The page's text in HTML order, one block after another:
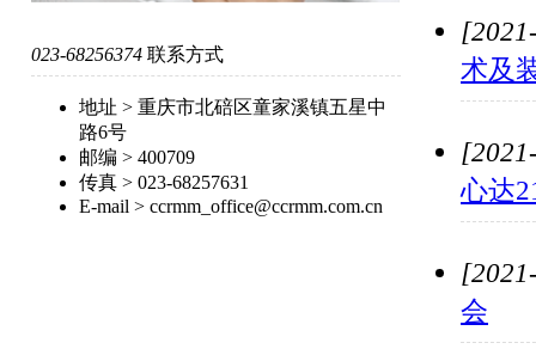
023-68256374联系方式
地址 > 重庆市北碚区童家溪镇五星中
路6号
邮编 > 400709
传真> 023-68257631
E-mail > ccrmm_office@ccrmm.com.cn
术及
心达
会